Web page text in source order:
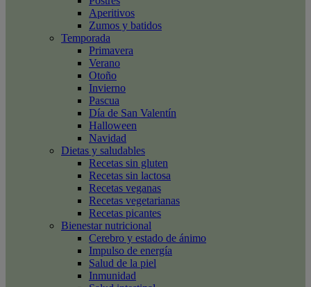
Aperitivos
Zumos y batidos
Temporada
Primavera
Verano
Otoño
Invierno
Pascua
Día de San Valentín
Halloween
Navidad
Dietas y saludables
Recetas sin gluten
Recetas sin lactosa
Recetas veganas
Recetas vegetarianas
Recetas picantes
Bienestar nutricional
Cerebro y estado de ánimo
Impulso de energía
Salud de la piel
Inmunidad